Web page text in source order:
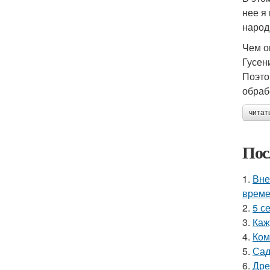
нее я
Чем
1.
2. 5
3.
4.
5.
6.